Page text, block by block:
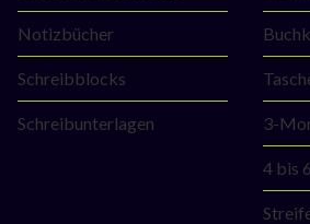
Notizbücher
Schreibblocks
Schreibunterlagen 3-
4 bis